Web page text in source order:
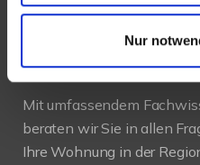
Nur
Als kompetenter
stehen wir Ihnen beim
Mit umfassendem
beraten wir Sie in allen
Ihre Wohnung in der